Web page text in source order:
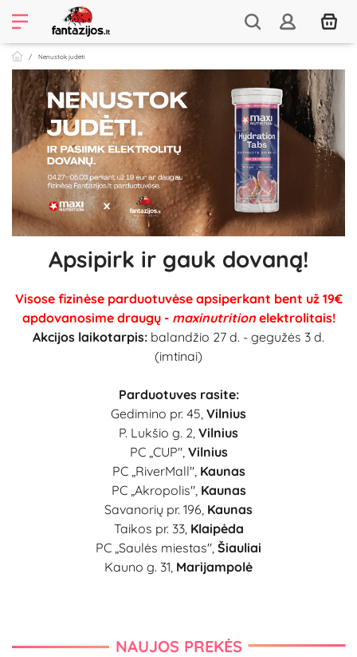
Nenustok judėti
Apsipirk ir gauk dovaną!
Visose fizinėse parduotuvėse apsiperkant bent už 19€
apdovanosime draugų - maxinutrition elektrolitais!
Akcijos laikotarpis: balandžio 27 d. - gegužės 3 d.
(imtinai)
Parduotuves rasite:
Gedimino pr. 45, Vilnius
P. Lukšio g. 2, Vilnius
PC „CUP", Vilnius
PC „RiverMall", Kaunas
PC „Akropolis", Kaunas
Savanorių pr. 196, Kaunas
Taikos pr. 33, Klaipėda
PC „Saulės miestas", Šiauliai
Kauno g. 31, Marijampolė
NAUJOS PREKĖS